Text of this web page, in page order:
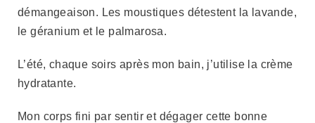
démangeaison. Les moustiques détestent la lavande,
le géranium et le palmarosa.
L’été, chaque soirs après mon bain, j’utilise la crème
hydratante.
Mon corps fini par sentir et dégager cette bonne